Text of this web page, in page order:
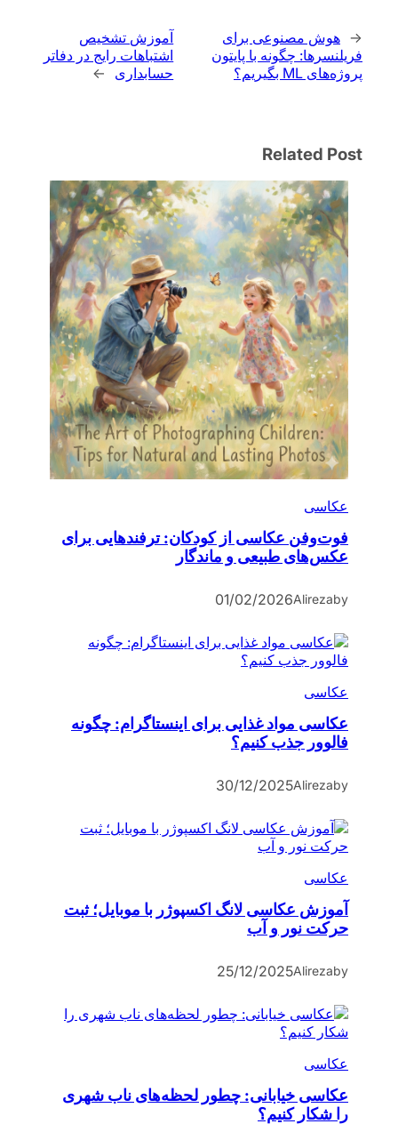
← هوش مصنوعی برای
فریلنسرها: چگونه با پایتون
پروژه‌های ML بگیریم؟
آموزش تشخیص
اشتباهات رایج در دفاتر
حسابداری
→
Related Post
عکاسی
فوت‌وفن عکاسی از کودکان: ترفندهایی برای
عکس‌های طبیعی و ماندگار
by
Alireza
01/02/2026
عکاسی
عکاسی مواد غذایی برای اینستاگرام: چگونه
فالوور جذب کنیم؟
by
Alireza
30/12/2025
عکاسی
آموزش عکاسی لانگ اکسپوژر با موبایل؛ ثبت
حرکت نور و آب
by
Alireza
25/12/2025
عکاسی
عکاسی خیابانی: چطور لحظه‌های ناب شهری
را شکار کنیم؟